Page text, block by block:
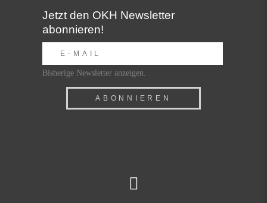
Jetzt den OKH Newsletter
abonnieren!
Bisherige Newsletter anzeigen.